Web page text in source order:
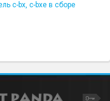
c-bx, c-bxe в сборе